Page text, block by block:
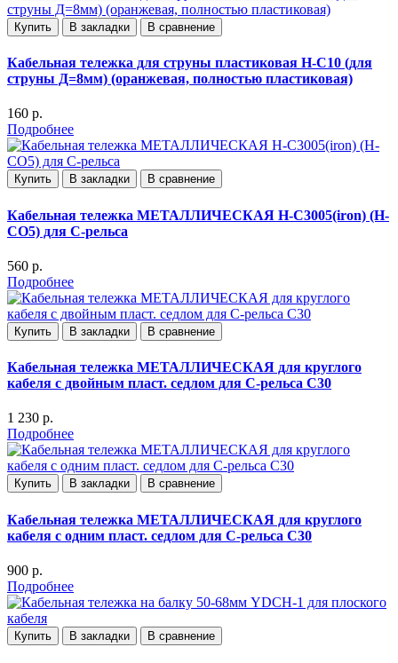
Купить В закладки В сравнение
Кабельная тележка для струны пластиковая H-C10 (для
струны Д=8мм) (оранжевая, полностью пластиковая)
160 р.
Подробнее
Купить В закладки В сравнение
Кабельная тележка МЕТАЛЛИЧЕСКАЯ H-C3005(iron) (H-
CO5) для С-рельса
560 р.
Подробнее
Купить В закладки В сравнение
Кабельная тележка МЕТАЛЛИЧЕСКАЯ для круглого
кабеля с двойным пласт. седлом для С-рельса С30
1 230 р.
Подробнее
Купить В закладки В сравнение
Кабельная тележка МЕТАЛЛИЧЕСКАЯ для круглого
кабеля с одним пласт. седлом для С-рельса С30
900 р.
Подробнее
Купить В закладки В сравнение